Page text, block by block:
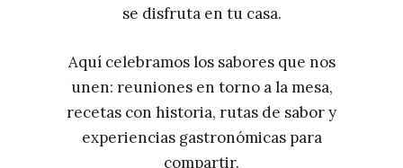
se disfruta en tu casa.
Aquí celebramos los sabores que nos
unen: reuniones en torno a la mesa,
recetas con historia, rutas de sabor y
experiencias gastronómicas para
compartir.